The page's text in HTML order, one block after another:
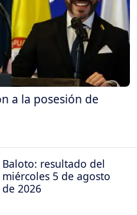
a la posesión de
Baloto: resultado del
miércoles 5 de agosto
de 2026